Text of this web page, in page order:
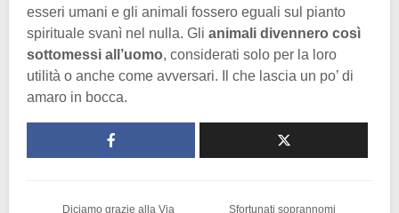
esseri umani e gli animali fossero eguali sul pianto
spirituale svanì nel nulla. Gli animali divennero così
sottomessi all’uomo, considerati solo per la loro
utilità o anche come avversari. Il che lascia un po’ di
amaro in bocca.
Diciamo grazie alla Via Sfortunati soprannomi